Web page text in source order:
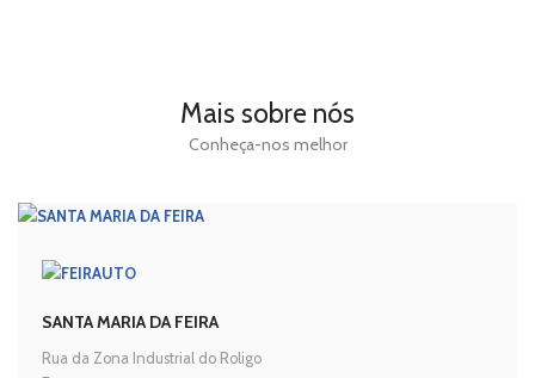
Tel.:
Fax:
Email:martinsdesa@feirauto.pt
Mais sobre nós
Conheça-nos melhor
SANTA MARIA DA FEIRA
Rua da Zona Industrial do Roligo